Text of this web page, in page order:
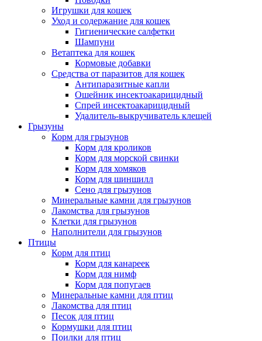
Игрушки для кошек
Уход и содержание для кошек
Гигиенические салфетки
Шампуни
Ветаптека для кошек
Кормовые добавки
Средства от паразитов для кошек
Антипаразитные капли
Ошейник инсектоакарицидный
Спрей инсектоакарицидный
Удалитель-выкручиватель клещей
Грызуны
Корм для грызунов
Корм для кроликов
Корм для морской свинки
Корм для хомяков
Корм для шиншилл
Сено для грызунов
Минеральные камни для грызунов
Лакомства для грызунов
Клетки для грызунов
Наполнители для грызунов
Птицы
Корм для птиц
Корм для канареек
Корм для нимф
Корм для попугаев
Минеральные камни для птиц
Лакомства для птиц
Песок для птиц
Кормушки для птиц
Поилки для птиц